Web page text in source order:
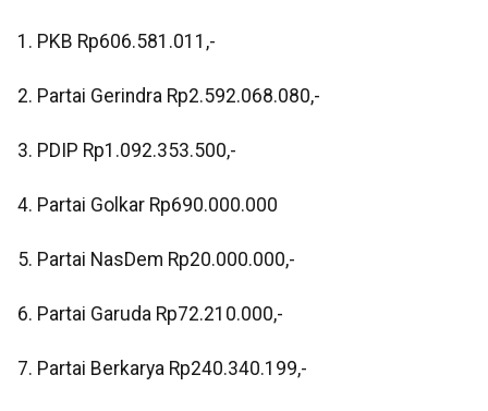
1. PKB Rp606.581.011,-
2. Partai Gerindra Rp2.592.068.080,-
3. PDIP Rp1.092.353.500,-
4. Partai Golkar Rp690.000.000
5. Partai NasDem Rp20.000.000,-
6. Partai Garuda Rp72.210.000,-
7. Partai Berkarya Rp240.340.199,-